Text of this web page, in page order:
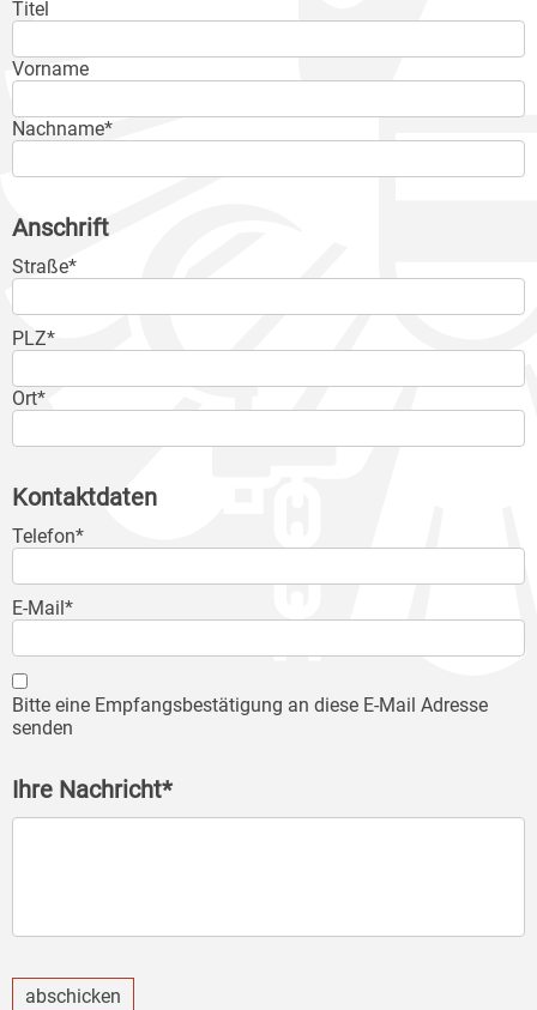
Titel
Vorname
Nachname*
Anschrift
Straße*
PLZ*
Ort*
Kontaktdaten
Telefon*
E-Mail*
Bitte eine Empfangsbestätigung an diese E-Mail Adresse
senden
Ihre Nachricht*
abschicken